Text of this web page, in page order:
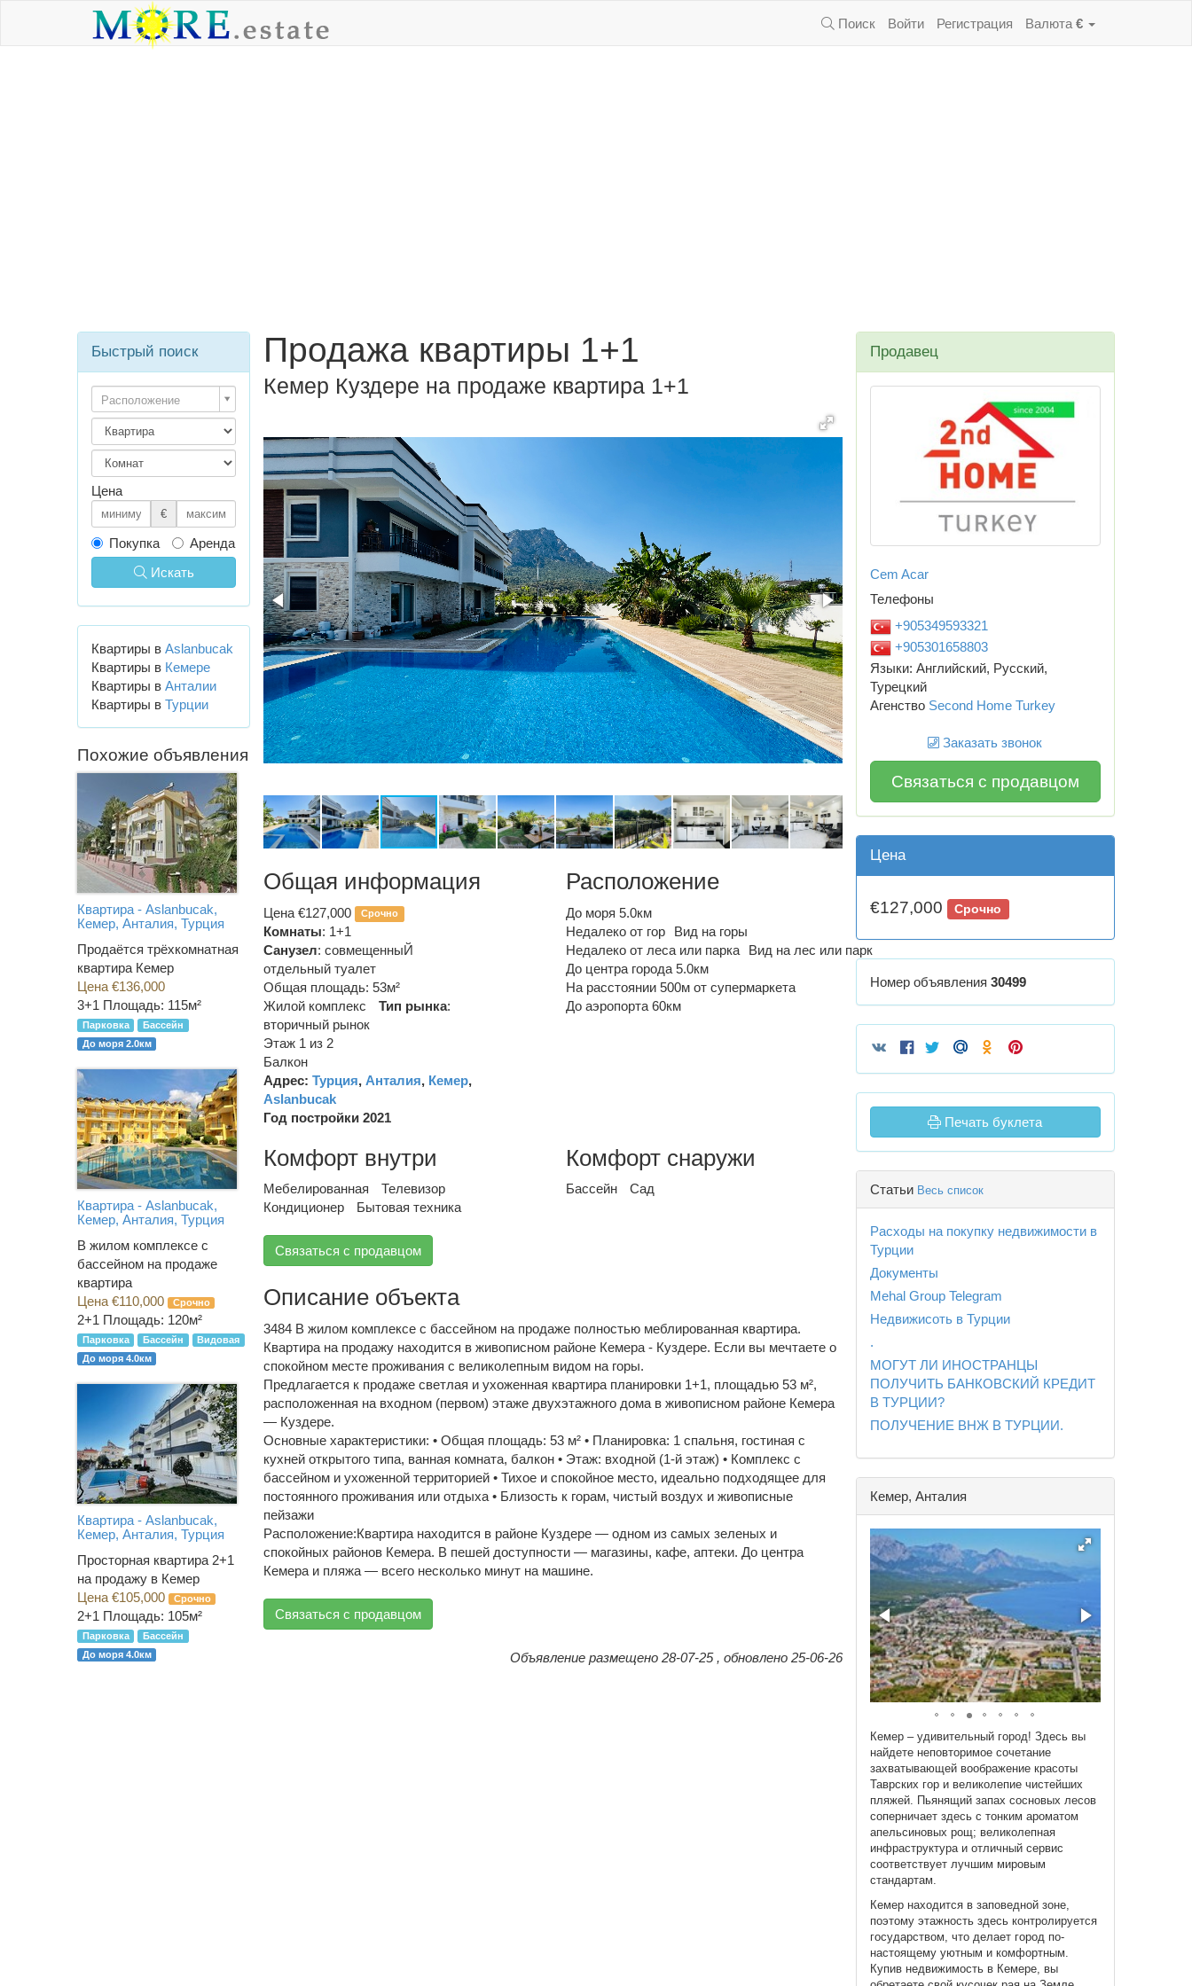
Поиск Войти Регистрация Валюта €
Продажа квартиры 1+1
Кемер Куздере на продаже квартира 1+1
Общая информация
Цена €127,000 Срочно
Комнаты: 1+1
Санузел: совмещенныЙ
отдельный туалет
Общая площадь: 53м²
Жилой комплекс
Тип рынка:
вторичный рынок
Этаж 1 из 2
Балкон
Адрес: Турция, Анталия, Кемер,
Aslanbucak
Год постройки 2021
Расположение
До моря 5.0км
Недалеко от гор
Вид на горы
Недалеко от леса или парка
Вид на лес или парк
До центра города 5.0км
На расстоянии 500м от супермаркета
До аэропорта 60км
Комфорт внутри
Мебелированная
Телевизор
Кондиционер
Бытовая техника
Комфорт снаружи
Бассейн Сад
Связаться с продавцом
Описание объекта
3484 В жилом комплексе с бассейном на продаже полностью меблированная квартира.
Квартира на продажу находится в живописном районе Кемера - Куздере. Если вы мечтаете о
спокойном месте проживания с великолепным видом на горы.
Предлагается к продаже светлая и ухоженная квартира планировки 1+1, площадью 53 м²,
расположенная на входном (первом) этаже двухэтажного дома в живописном районе Кемера
— Куздере.
Основные характеристики: • Общая площадь: 53 м² • Планировка: 1 спальня, гостиная с
кухней открытого типа, ванная комната, балкон • Этаж: входной (1-й этаж) • Комплекс с
бассейном и ухоженной территорией • Тихое и спокойное место, идеально подходящее для
постоянного проживания или отдыха • Близость к горам, чистый воздух и живописные
пейзажи
Расположение:Квартира находится в районе Куздере — одном из самых зеленых и
спокойных районов Кемера. В пешей доступности — магазины, кафе, аптеки. До центра
Кемера и пляжа — всего несколько минут на машине.
Связаться с продавцом
Объявление размещено 28-07-25 , обновлено 25-06-26
Продавец
Cem Acar
Телефоны
+905349593321
+905301658803
Языки: Английский, Русский,
Турецкий
Агенство Second Home Turkey
Заказать звонок
Связаться с продавцом
Цена
€127,000 Срочно
Номер объявления 30499
Печать буклета
Статьи Весь список
Расходы на покупку недвижимости в
Турции
Документы
Mehal Group Telegram
Недвижисоть в Турции
.
МОГУТ ЛИ ИНОСТРАНЦЫ
ПОЛУЧИТЬ БАНКОВСКИЙ КРЕДИТ
В ТУРЦИИ?
ПОЛУЧЕНИЕ ВНЖ В ТУРЦИИ.
Кемер, Анталия
Кемер – удивительный город! Здесь вы
найдете неповторимое сочетание
захватывающей воображение красоты
Таврских гор и великолепие чистейших
пляжей. Пьянящий запах сосновых лесов
соперничает здесь с тонким ароматом
апельсиновых рощ; великолепная
инфраструктура и отличный сервис
соответствует лучшим мировым
стандартам.
Кемер находится в заповедной зоне,
поэтому этажность здесь контролируется
государством, что делает город по-
настоящему уютным и комфортным.
Купив недвижимость в Кемере, вы
Быстрый поиск
Расположение
Цена
€
Покупка
Аренда
Искать
Квартиры в Aslanbucak
Квартиры в Кемере
Квартиры в Анталии
Квартиры в Турции
Похожие объявления
Квартира - Aslanbucak,
Кемер, Анталия, Турция
Продаётся трёхкомнатная
квартира Кемер
Цена €136,000
3+1 Площадь: 115м²
Парковка
Бассейн
До моря 2.0км
Квартира - Aslanbucak,
Кемер, Анталия, Турция
В жилом комплексе с
бассейном на продаже
квартира
Цена €110,000
Срочно
2+1 Площадь: 120м²
Парковка Бассейн
Видовая
До моря 4.0км
Квартира - Aslanbucak,
Кемер, Анталия, Турция
Просторная квартира 2+1
на продажу в Кемер
Цена €105,000
Срочно
2+1 Площадь: 105м²
Парковка
Бассейн
До моря 4.0км